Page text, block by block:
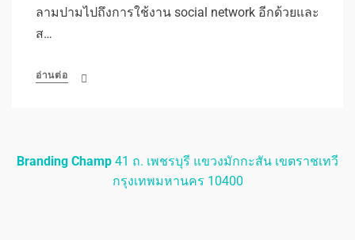
ลามปามไปถึงการใช้งาน social network อีกด้วยและ
ส…
อ่านต่อ
Branding Champ 41 ถ. เพชรบุรี แขวงมักกะสัน เขตราชเทวี
กรุงเทพมหานคร 10400